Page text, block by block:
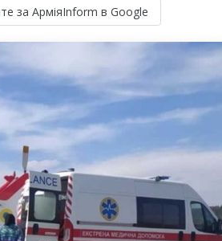
за АрміяInform в Google